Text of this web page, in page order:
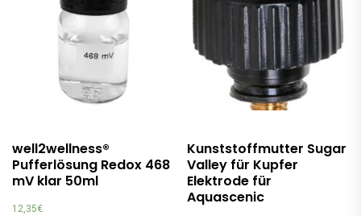
well2wellness®
Pufferlösung Redox 468
mV klar 50ml
12,35€
Kunststoffmutter Sugar
Valley für Kupfer
Elektrode für
Aquascenic